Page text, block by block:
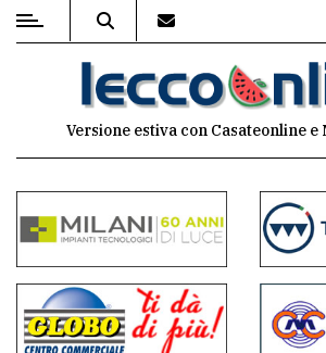
MENU
commenti
Contenuti
del
sito
Versione estiva con Casateonline